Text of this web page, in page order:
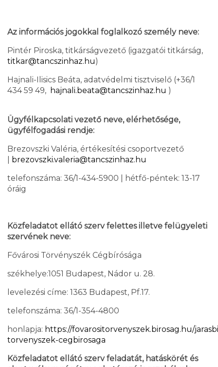
Az információs jogokkal foglalkozó személy neve:
Pintér Piroska, titkárságvezető (igazgatói titkárság,
titkar@tancszinhaz.hu)
Hajnali-Ilisics Beáta, adatvédelmi tisztviselő (+36/1
434 59 49, hajnali.beata@tancszinhaz.hu )
Ügyfélkapcsolati vezető neve, elérhetősége,
ügyfélfogadási rendje:
Brezovszki Valéria, értékesítési csoportvezető
brezovszki.valeria@tancszinhaz.hu
telefonszáma: 36/1-434-5900 | hétfő-péntek: 13-17
óráig
Közfeladatot ellátó szerv felettes illetve felügyeleti
szervének neve:
Fővárosi Törvényszék Cégbírósága
székhelye:1051 Budapest, Nádor u. 28.
levelezési címe: 1363 Budapest, Pf.17.
telefonszáma: 36/1-354-4800
honlapja: https://fovarositorvenyszek.birosag.hu/
torvenyszek-cegbirosaga
Közfeladatot ellátó szerv feladatát, hatáskörét és